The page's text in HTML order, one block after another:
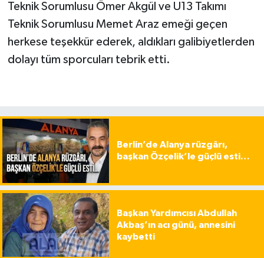
Teknik Sorumlusu Ömer Akgül ve U13 Takımı
Teknik Sorumlusu Memet Araz emeği geçen
herkese teşekkür ederek, aldıkları galibiyetlerden
dolayı tüm sporcuları tebrik etti.
Berlin’de Alanya rüzgârı,
başkan Özçelik’le güçlü esti…
Başkan Yardımcısı Abdullah
Akbaş’ın acı günü, annesini
kaybetti